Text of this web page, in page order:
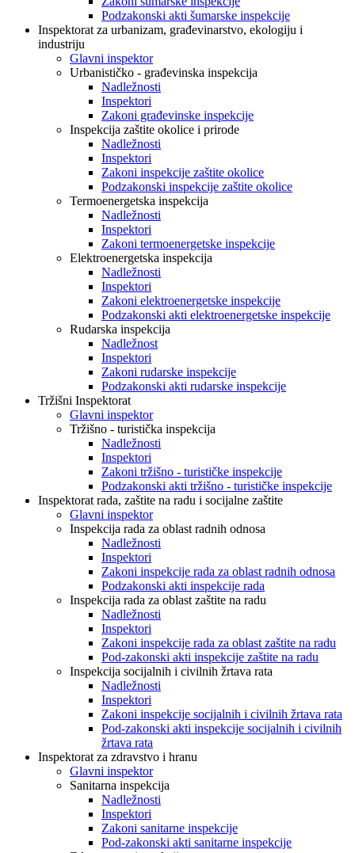
Podzakonski akti šumarske inspekcije
Inspektorat za urbanizam, građevinarstvo, ekologiju i
industriju
Glavni inspektor
Urbanističko - građevinska inspekcija
Nadležnosti
Inspektori
Zakoni građevinske inspekcije
Inspekcija zaštite okolice i prirode
Nadležnosti
Inspektori
Zakoni inspekcije zaštite okolice
Podzakonski inspekcije zaštite okolice
Termoenergetska inspekcija
Nadležnosti
Inspektori
Zakoni termoenergetske inspekcije
Elektroenergetska inspekcija
Nadležnosti
Inspektori
Zakoni elektroenergetske inspekcije
Podzakonski akti elektroenergetske inspekcije
Rudarska inspekcija
Nadležnost
Inspektori
Zakoni rudarske inspekcije
Podzakonski akti rudarske inspekcije
Tržišni Inspektorat
Glavni inspektor
Tržišno - turistička inspekcija
Nadležnosti
Inspektori
Zakoni tržišno - turističke inspekcije
Podzakonski akti tržišno - turističke inspekcije
Inspektorat rada, zaštite na radu i socijalne zaštite
Glavni inspektor
Inspekcija rada za oblast radnih odnosa
Nadležnosti
Inspektori
Zakoni inspekcije rada za oblast radnih odnosa
Podzakonski akti inspekcije rada
Inspekcija rada za oblast zaštite na radu
Nadležnosti
Inspektori
Zakoni inspekcije rada za oblast zaštite na radu
Pod-zakonski akti inspekcije zaštite na radu
Inspekcija socijalnih i civilnih žrtava rata
Nadležnosti
Inspektori
Zakoni inspekcije socijalnih i civilnih žrtava rata
Pod-zakonski akti inspekcije socijalnih i civilnih
žrtava rata
Inspektorat za zdravstvo i hranu
Glavni inspektor
Sanitarna inspekcija
Nadležnosti
Inspektori
Zakoni sanitarne inspekcije
Pod-zakonski akti sanitarne inspekcije